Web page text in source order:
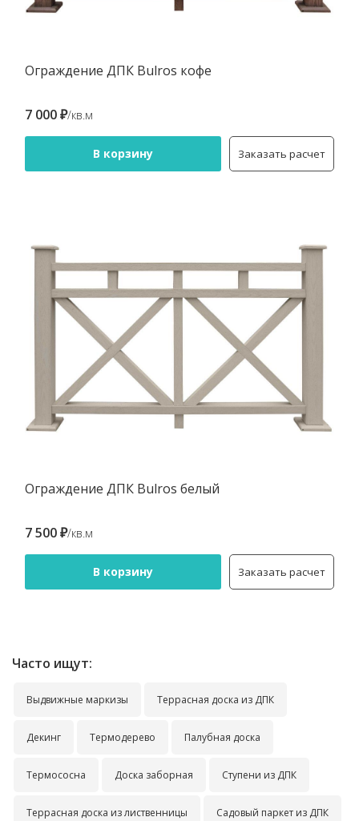
Ограждение ДПК Bulros кофе
7 000 ₽/кв.м
В корзину Заказать расчет
Ограждение ДПК Bulros белый
7 500 ₽/кв.м
В корзину Заказать расчет
Часто ищут:
Выдвижные маркизы Террасная доска из ДПК
Декинг Термодерево Палубная доска
Термососна Доска заборная Ступени из ДПК
Террасная доска из лиственницы Садовый паркет из ДПК